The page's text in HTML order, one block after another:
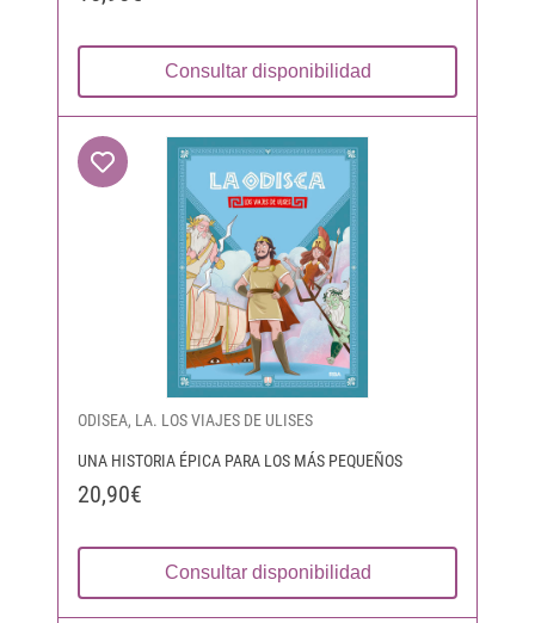
Consultar disponibilidad
ODISEA, LA. LOS VIAJES DE ULISES
UNA HISTORIA ÉPICA PARA LOS MÁS PEQUEÑOS
20,90€
Consultar disponibilidad